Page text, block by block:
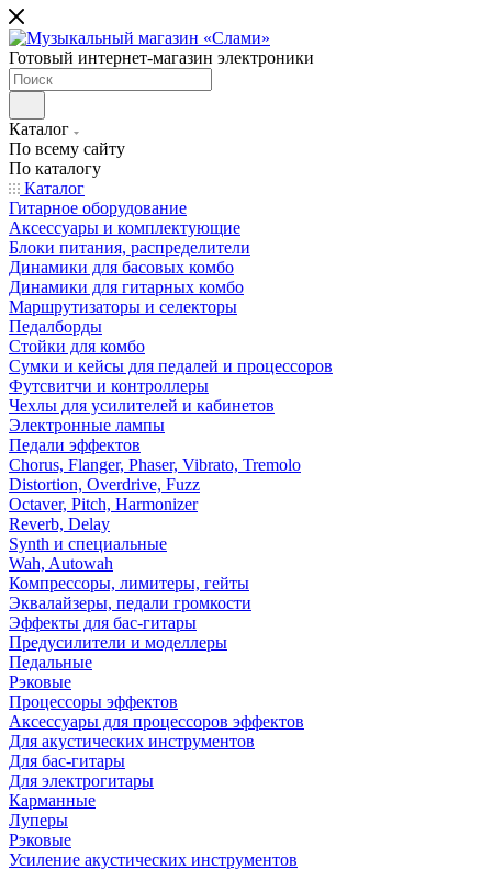
Готовый интернет-магазин электроники
Каталог
По всему сайту
По каталогу
Каталог
Гитарное оборудование
Аксессуары и комплектующие
Блоки питания, распределители
Динамики для басовых комбо
Динамики для гитарных комбо
Маршрутизаторы и селекторы
Педалборды
Стойки для комбо
Сумки и кейсы для педалей и процессоров
Футсвитчи и контроллеры
Чехлы для усилителей и кабинетов
Электронные лампы
Педали эффектов
Chorus, Flanger, Phaser, Vibrato, Tremolo
Distortion, Overdrive, Fuzz
Octaver, Pitch, Harmonizer
Reverb, Delay
Synth и специальные
Wah, Autowah
Компрессоры, лимитеры, гейты
Эквалайзеры, педали громкости
Эффекты для бас-гитары
Предусилители и моделлеры
Педальные
Рэковые
Процессоры эффектов
Аксессуары для процессоров эффектов
Для акустических инструментов
Для бас-гитары
Для электрогитары
Карманные
Луперы
Рэковые
Усиление акустических инструментов